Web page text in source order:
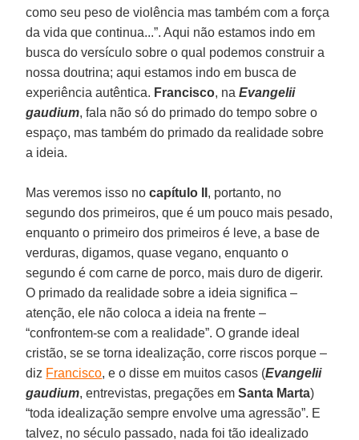
como seu peso de violência mas também com a força
da vida que continua...”. Aqui não estamos indo em
busca do versículo sobre o qual podemos construir a
nossa doutrina; aqui estamos indo em busca de
experiência autêntica. Francisco, naEvangelii
gaudium, fala não só do primado do tempo sobre o
espaço, mas também do primado da realidade sobre
a ideia.
Mas veremos isso nocapítulo II , portanto, no
segundo dos primeiros, que é um pouco mais pesado,
enquanto o primeiro dos primeiros é leve, a base de
verduras, digamos, quase vegano, enquanto o
segundo é com carne de porco, mais duro de digerir.
O primado da realidade sobre a ideia significa –
atenção, ele não coloca a ideia na frente –
“confrontem-se com a realidade”. O grande ideal
cristão, se se torna idealização, corre riscos porque –
diz Francisco, e o disse em muitos casos (Evangelii
gaudium, entrevistas, pregações emSanta Marta)
“toda idealização sempre envolve uma agressão”. E
talvez, no século passado, nada foi tão idealizado